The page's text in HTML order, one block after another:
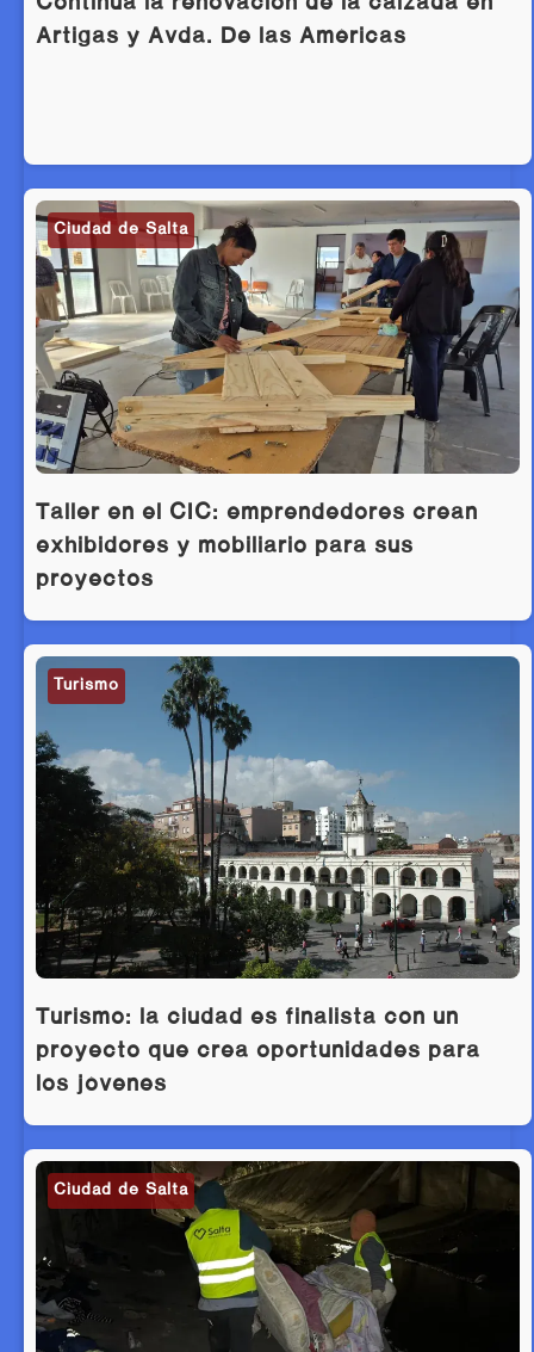
Artigas y Avda. De las Américas
Ciudad de Salta
Taller en el CIC: emprendedores crean
exhibidores y mobiliario para sus
proyectos
Turismo
Turismo: la ciudad es finalista con un
proyecto que crea oportunidades para
los jóvenes
Ciudad de Salta